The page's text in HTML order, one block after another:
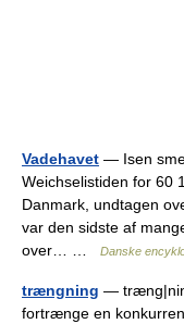
Vadehavet — Isen
Weichselistiden for 60
Danmark, undtagen
var den sidste af
over… …
Danske
trængning —
fortrænge en